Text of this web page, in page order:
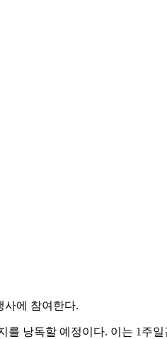
사에 참여한다.
낭독할 예정이다. 이는 1주